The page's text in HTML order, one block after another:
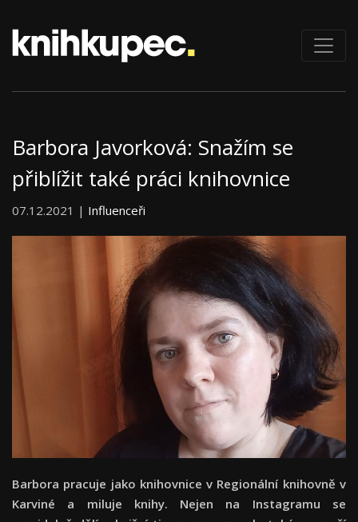
Barbora Javorková: Snažím se
přiblížit také práci knihovnice
07.12.2021 | Influenceři
Barbora pracuje jako knihovnice v Regionální knihovně v
Karviné a miluje knihy. Nejen na Instagramu se